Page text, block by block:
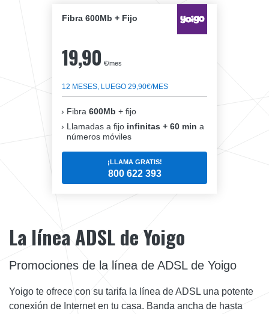
Fibra 600Mb + Fijo
19,90 €/mes
12 MESES, LUEGO 29,90€/MES
Fibra 600Mb + fijo
Llamadas a fijo infinitas + 60 min a
números móviles
¡LLAMA GRATIS!
800 622 393
La línea ADSL de Yoigo
Promociones de la línea de ADSL de Yoigo
Yoigo te ofrece con su tarifa la línea de ADSL una potente
conexión de Internet en tu casa. Banda ancha de hasta